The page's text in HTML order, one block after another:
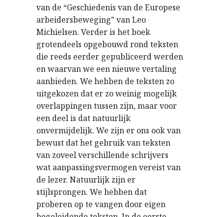
van de “Geschiedenis van de Europese
arbeidersbeweging” van Leo
Michielsen. Verder is het boek
grotendeels opgebouwd rond teksten
die reeds eerder gepubliceerd werden
en waarvan we een nieuwe vertaling
aanbieden. We hebben de teksten zo
uitgekozen dat er zo weinig mogelijk
overlappingen tussen zijn, maar voor
een deel is dat natuurlijk
onvermijdelijk. We zijn er ons ook van
bewust dat het gebruik van teksten
van zoveel verschillende schrijvers
wat aanpassingsvermogen vereist van
de lezer. Natuurlijk zijn er
stijlsprongen. We hebben dat
proberen op te vangen door eigen